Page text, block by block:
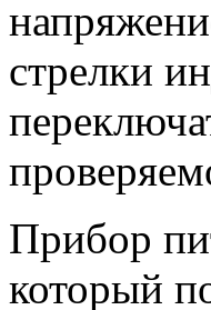
стрелки
Прибор
который